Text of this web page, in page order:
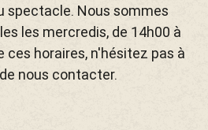
spectacle. Nous sommes
les mercredis, de 14h00 à
ces horaires, n'hésitez pas à
nous contacter.